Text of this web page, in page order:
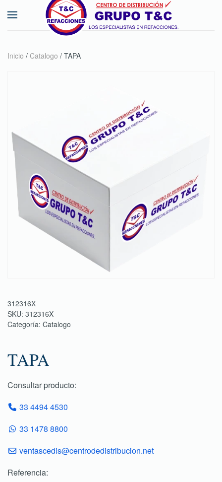
Skip to main content
Inicio / Catalogo / TAPA
312316X
SKU: 312316X
Categoría: Catalogo
TAPA
Consultar producto:
33 4494 4530
33 1478 8800
ventascedis@centrodedistribucion.net
Referencia: